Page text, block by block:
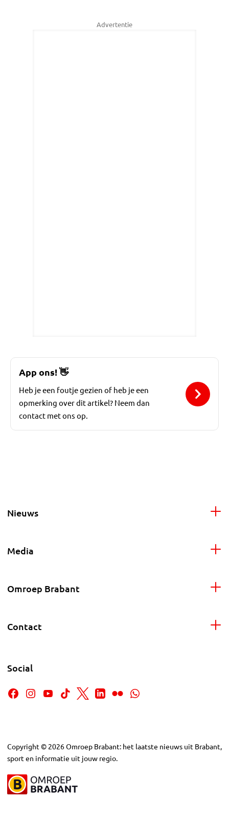
Advertentie
App ons!👋
Heb je een foutje gezien of heb je een
opmerking over dit artikel? Neem dan
contact met ons op.
Nieuws
Media
Omroep Brabant
Contact
Social
Copyright © 2026Omroep Brabant: het laatste nieuws uit Brabant,
sport en informatie uit jouw regio.